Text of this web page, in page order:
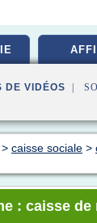
DE VIDÉOS |
> caisse sociale >
: caisse de